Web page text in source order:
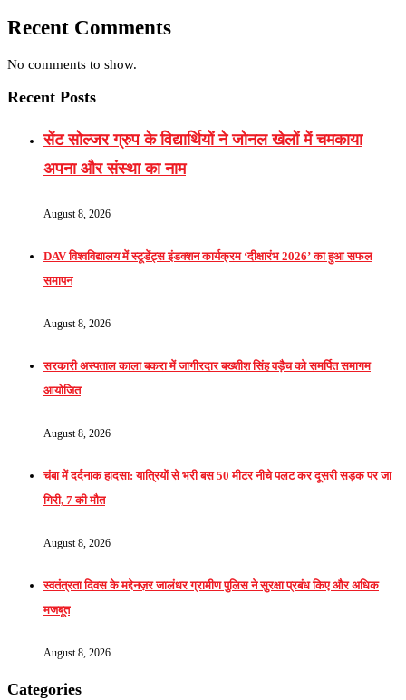
Recent Comments
No comments to show.
Recent Posts
सेंट सोल्जर ग्रुप के विद्यार्थियों ने जोनल खेलों में चमकाया
अपना और संस्था का नाम
August 8, 2026
DAV विश्वविद्यालय में स्टूडेंट्स इंडक्शन कार्यक्रम ‘दीक्षारंभ 2026’ का हुआ सफल
समापन
August 8, 2026
सरकारी अस्पताल काला बकरा में जागीरदार बख्शीश सिंह वड़ैच को समर्पित समागम
आयोजित
August 8, 2026
चंबा में दर्दनाक हादसा: यात्रियों से भरी बस 50 मीटर नीचे पलट कर दूसरी सड़क पर जा
गिरी, 7 की मौत
August 8, 2026
स्वतंत्रता दिवस के मद्देनज़र जालंधर ग्रामीण पुलिस ने सुरक्षा प्रबंध किए और अधिक
मजबूत
August 8, 2026
Categories